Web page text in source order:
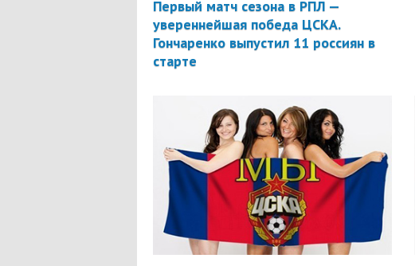
Первый матч сезона в РПЛ —
увереннейшая победа ЦСКА.
Гончаренко выпустил 11 россиян в
старте